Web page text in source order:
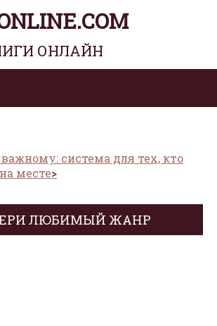
ОНЛАЙН
система для тех, кто
месте
ЛЮБИМЫЙ ЖАНР